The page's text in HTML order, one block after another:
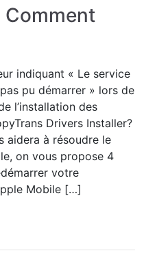
indiquant « Le service
pu démarrer » lors de
l’installation des
Drivers Installer?
aidera à résoudre le
on vous propose 4
votre
Mobile […]